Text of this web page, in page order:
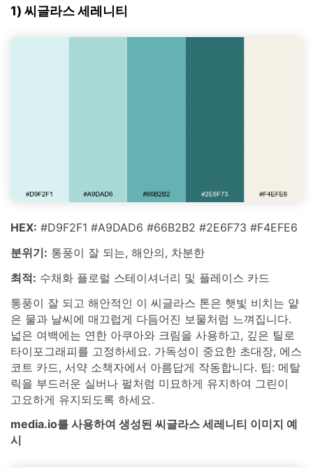
1) 씨글라스 세레니티
HEX: #D9F2F1 #A9DAD6 #66B2B2 #2E6F73 #F4EFE6
분위기: 통풍이 잘 되는, 해안의, 차분한
최적: 수채화 플로럴 스테이셔너리 및 플레이스 카드
통풍이 잘 되고 해안적인 이 씨글라스 톤은 햇빛 비치는 얕
은 물과 날씨에 매끄럽게 다듬어진 보물처럼 느껴집니다.
넓은 여백에는 연한 아쿠아와 크림을 사용하고, 깊은 틸로
타이포그래피를 고정하세요. 가독성이 중요한 초대장, 에스
코트 카드, 서약 소책자에서 아름답게 작동합니다. 팁: 메탈
릭을 부드러운 실버나 펄처럼 미묘하게 유지하여 그린이
고요하게 유지되도록 하세요.
media.io를 사용하여 생성된 씨글라스 세레니티 이미지 예
시